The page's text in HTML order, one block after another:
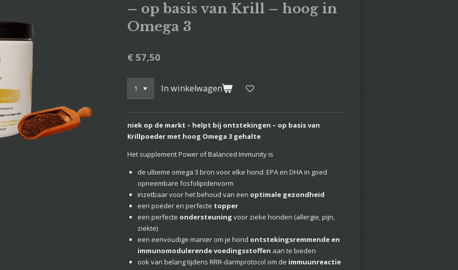
– op basis van Krill – hoog in
Omega 3
€ 57,50
In winkelwagen
niek op de markt – helpt bij ontstekingen – op basis van
Krillpoeder met hoog Omega 3 gehalte
Het supplement Power of Balanced Immunity is
de ultieme omega 3 bron voor elke hond: EPA en DHA in goed
opneembare fosfolipidenvorm
inzetbaar voor het behoud van een optimale gezondheid
een poeder en perfecte topper
een perfecte ondersteuning voor zieke honden (allergie, pijn,
ziekte)
een eenvoudige manier om je hond ontstekingsremmende en
immunomodulerende voedingsstoffen aan te bieden
ook van belang tijdens RRR-darmprotocol om de immuunreactie